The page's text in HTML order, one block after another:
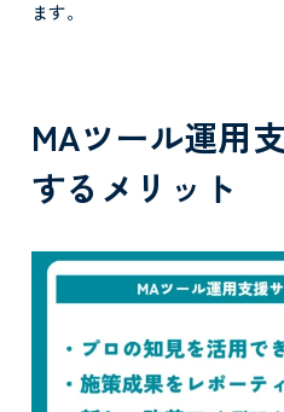
ます。
MAツール運用
するメリット